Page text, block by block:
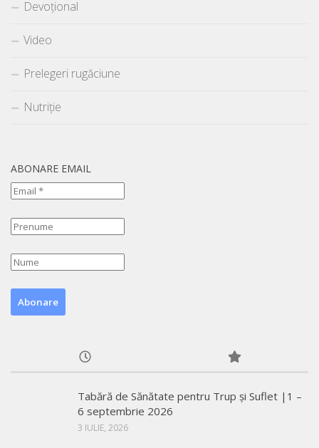
Devoțional
Video
Prelegeri rugăciune
Nutriție
ABONARE EMAIL
Tabără de Sănătate pentru Trup și Suflet |1 –
6 septembrie 2026
3 IULIE, 2026